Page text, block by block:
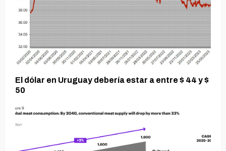
El dólar en Uruguay debería estar a entre $ 44 y $
50